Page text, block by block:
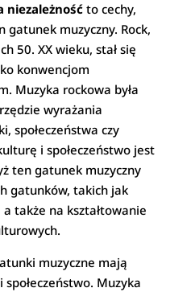
niezależnośćto cechy,
muzyczny. Rock,
50. XX wieku, stał się
konwencjom
Muzyka rockowa była
wyrażania
społeczeństwa czy
i społeczeństwo jest
ten gatunek muzyczny
gatunków, takich jak
także na kształtowanie
muzyczne mają
Muzyka